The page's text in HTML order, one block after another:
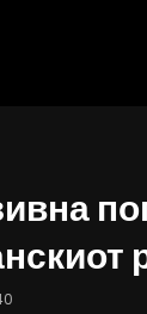
и
да се